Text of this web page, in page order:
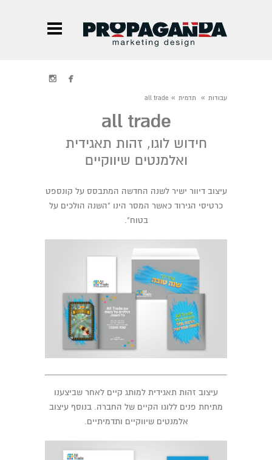


עבודות » תדמית »
all trade
all trade
חידוש לוגו, זהות תאגידית
ואלמנטים שיווקיים
עיצוב דיוור ישיר לשנה החדשה המתבסס על קונספט
כרטיסי הגירוד כאשר המסר הינו "השנה הולכים על
בטוח".
עיצוב זהות תאגידית למותג קיים לאחר שביצענו
מתיחת פנים ללוגו הקיים של החברה. בנוסף עיצוב
אלמנטים שיווקיים ותדמיתיים.